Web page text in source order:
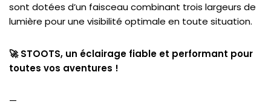
sont dotées d’un faisceau combinant trois largeurs de
lumière pour une visibilité optimale en toute situation.
🚀 STOOTS, un éclairage fiable et performant pour
toutes vos aventures !
—